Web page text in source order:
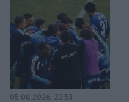
05.08.2026, 23:51